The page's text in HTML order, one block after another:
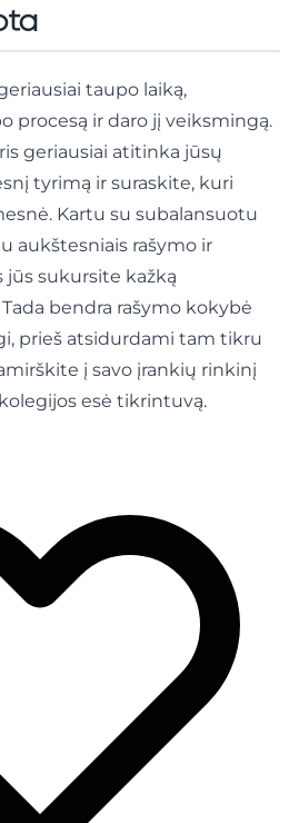
taupo laiką,
procesą ir daro jį veiksmingą.
geriausiai atitinka jūsų
tyrimą ir suraskite, kuri
Kartu su subalansuotu
aukštesniais rašymo ir
sukursite kažką
bendra rašymo kokybė
prieš atsidurdami tam tikru
į savo įrankių rinkinį
esė tikrintuvą.